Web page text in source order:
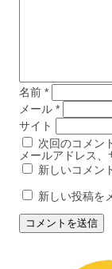
名前 *
メール *
サイト
次回のコメン
メールアドレス、
新しいコメン
新しい投稿を